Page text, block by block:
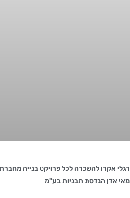
רגלי אקרו להשכרה לכל פרויקט בנייה מחברת
מאי אדן הנדסת תבניות בע"מ